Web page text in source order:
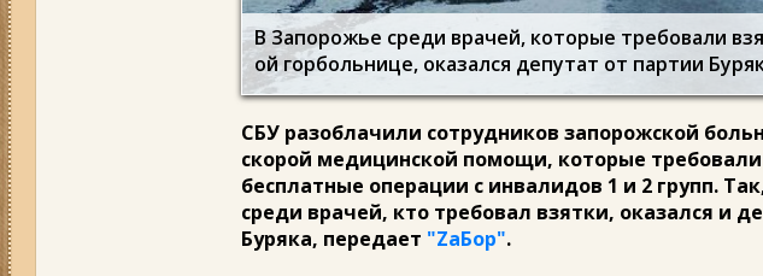
В Запорожье среди врачей, которые требовали
ой горбольнице, оказался депутат от партии
СБУ разоблачили сотрудников запорожской
скорой медицинской помощи, которые требовали
бесплатные операции с инвалидов 1 и 2 групп.
среди врачей, кто требовал взятки, оказался и
Буряка, передает "ZаБор".